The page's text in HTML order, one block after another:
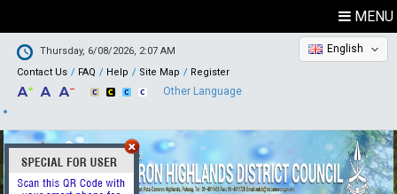
MENU
Thursday, 6/08/2026, 2:07 AM
Contact Us
FAQ Help Site Map Register
English
Other Language